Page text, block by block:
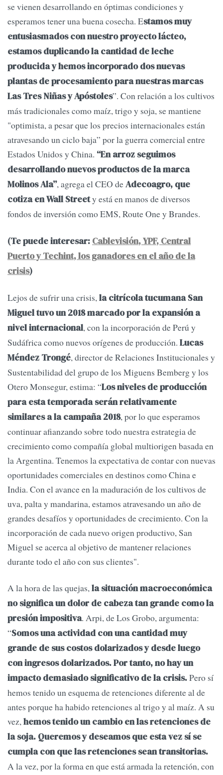
se vienen desarrollando en óptimas condiciones y
esperamos tener una buena cosecha. Estamos muy
entusiasmados con nuestro proyecto lácteo,
estamos duplicando la cantidad de leche
producida y hemos incorporado dos nuevas
plantas de procesamiento para nuestras marcas
Las Tres Niñas y Apóstoles”. Con relación a los cultivos
más tradicionales como maíz, trigo y soja, se mantiene
"optimista, a pesar que los precios internacionales están
atravesando un ciclo baja” por la guerra comercial entre
Estados Unidos y China. “En arroz seguimos
desarrollando nuevos productos de la marca
Molinos Ala”, agrega el CEO deAdecoagro, que
cotiza en Wall Streety está en manos de diversos
fondos de inversión como EMS, Route One y Brandes.
(Te puede interesar: Cablevisión, YPF, Central
Puerto y Techint, los ganadores en el año de la
crisis)
Lejos de sufrir una crisis,la citrícola tucumana San
Miguel tuvo un 2018 marcado por la expansión a
nivel internacional, con la incorporación de Perú y
Sudáfrica como nuevos orígenes de producción. Lucas
Méndez Trongé, director de Relaciones Institucionales y
Sustentabilidad del grupo de los Miguens Bemberg y los
Otero Monsegur, estima: “Los niveles de producción
para esta temporada serán relativamente
similares a la campaña 2018, por lo que esperamos
continuar afianzando sobre todo nuestra estrategia de
crecimiento como compañía global multiorigen basada en
la Argentina. Tenemos la expectativa de contar con nuevas
oportunidades comerciales en destinos como China e
India. Con el avance en la maduración de los cultivos de
uva, palta y mandarina, estamos atravesando un año de
grandes desafíos y oportunidades de crecimiento. Con la
incorporación de cada nuevo origen productivo, San
Miguel se acerca al objetivo de mantener relaciones
durante todo el año con sus clientes".
A la hora de las quejas,la situación macroeconómica
no significa un dolor de cabeza tan grande como la
presión impositiva. Arpi, de Los Grobo, argumenta:
“Somos una actividad con una cantidad muy
grande de sus costos dolarizados y desde luego
con ingresos dolarizados. Por tanto, no hay un
impacto demasiado significativo de la crisis.Pero sí
hemos tenido un esquema de retenciones diferente al de
antes porque ha habido retenciones al trigo y al maíz. A su
vez,hemos tenido un cambio en las retenciones de
la soja. Queremos y deseamos que esta vez sí se
cumpla con que las retenciones sean transitorias.
A la vez, por la forma en que está armada la retención, con